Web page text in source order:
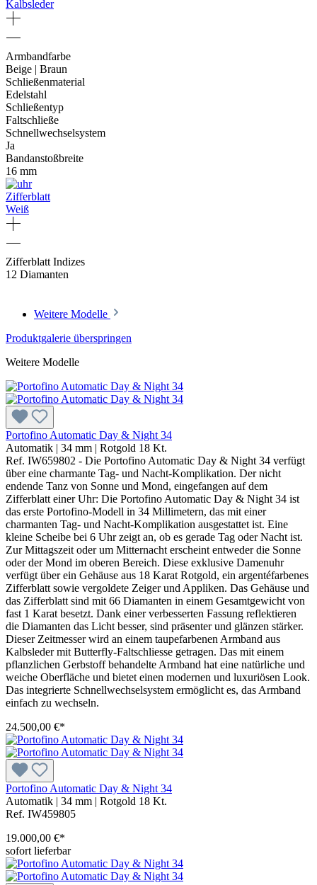
Kalbsleder
Armbandfarbe
Beige | Braun
Schließenmaterial
Edelstahl
Schließentyp
Faltschließe
Schnellwechselsystem
Ja
Bandanstoßbreite
16 mm
Zifferblatt
Weiß
Zifferblatt Indizes
12 Diamanten
Weitere Modelle
Produktgalerie überspringen
Weitere Modelle
Portofino Automatic Day & Night 34
Automatik | 34 mm | Rotgold 18 Kt.
Ref. IW659802 - Die Portofino Automatic Day & Night 34 verfügt
über eine charmante Tag- und Nacht-Komplikation. Der nicht
endende Tanz von Sonne und Mond, eingefangen auf dem
Zifferblatt einer Uhr: Die Portofino Automatic Day & Night 34 ist
das erste Portofino-Modell in 34 Millimetern, das mit einer
charmanten Tag- und Nacht-Komplikation ausgestattet ist. Eine
kleine Scheibe bei 6 Uhr zeigt an, ob es gerade Tag oder Nacht ist.
Zur Mittagszeit oder um Mitternacht erscheint entweder die Sonne
oder der Mond im oberen Bereich. Diese exklusive Damenuhr
verfügt über ein Gehäuse aus 18 Karat Rotgold, ein argentéfarbenes
Zifferblatt sowie vergoldete Zeiger und Appliken. Das Gehäuse und
das Zifferblatt sind mit 66 Diamanten in einem Gesamtgewicht von
fast 1 Karat besetzt. Dank einer verbesserten Fassung reflektieren
die Diamanten das Licht besser, sind präsenter und glänzen stärker.
Dieser Zeitmesser wird an einem taupefarbenen Armband aus
Kalbsleder mit Butterfly-Faltschliesse getragen. Das mit einem
pflanzlichen Gerbstoff behandelte Armband hat eine natürliche und
weiche Oberfläche und bietet einen modernen und luxuriösen Look.
Das integrierte Schnellwechselsystem ermöglicht es, das Armband
einfach zu wechseln.
24.500,00 €*
Portofino Automatic Day & Night 34
Automatik | 34 mm | Rotgold 18 Kt.
Ref. IW459805
19.000,00 €*
sofort lieferbar